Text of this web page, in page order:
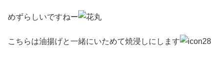
めずらしいですねー
こちらは油揚げと一緒にいためて焼浸しにします